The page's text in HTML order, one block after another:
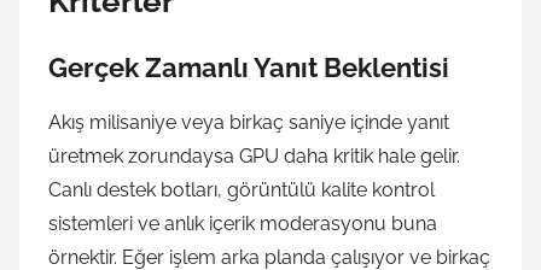
Gerçek Zamanlı Yanıt Beklentisi
Akış milisaniye veya birkaç saniye içinde yanıt
üretmek zorundaysa GPU daha kritik hale gelir.
Canlı destek botları, görüntülü kalite kontrol
sistemleri ve anlık içerik moderasyonu buna
örnektir. Eğer işlem arka planda çalışıyor ve birkaç